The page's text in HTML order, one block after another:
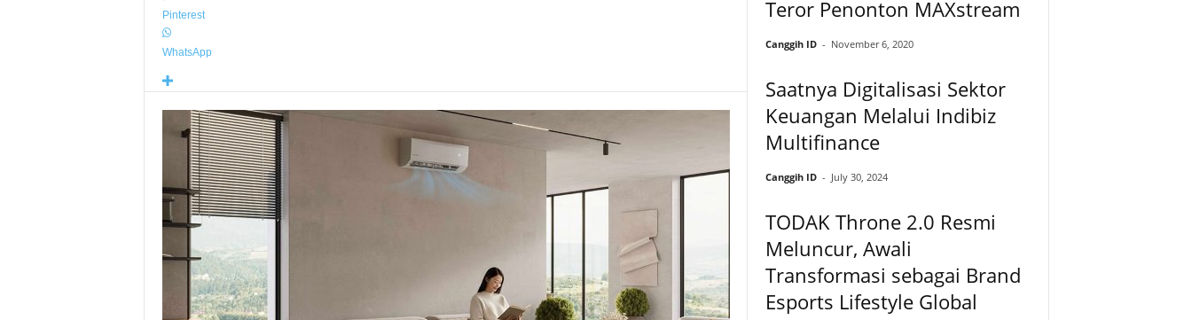
Pinterest
WhatsApp
Teror Penonton MAXstream
Canggih ID - November 6, 2020
Saatnya Digitalisasi Sektor
Keuangan Melalui Indibiz
Multifinance
Canggih ID - July 30, 2024
TODAK Throne 2.0 Resmi
Meluncur, Awali
Transformasi sebagai Brand
Esports Lifestyle Global